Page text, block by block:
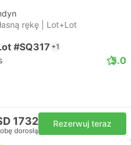
rękę | Lot+Lot
#SQ317 +1
5.0
1732
dorosłą
Rezerwuj teraz